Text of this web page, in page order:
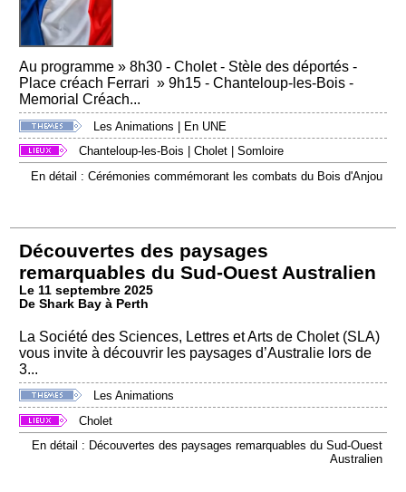
Au programme » 8h30 - Cholet - Stèle des déportés -
Place créach Ferrari » 9h15 - Chanteloup-les-Bois -
Memorial Créach...
Les Animations | En UNE
Chanteloup-les-Bois |Cholet |Somloire
En détail : Cérémonies commémorant les combats du Bois d'Anjou
Découvertes des paysages
remarquables du Sud-Ouest Australien
Le 11 septembre 2025
De Shark Bay à Perth
La Société des Sciences, Lettres et Arts de Cholet (SLA)
vous invite à découvrir les paysages d’Australie lors de
3...
Les Animations
Cholet
En détail : Découvertes des paysages remarquables du Sud-Ouest
Australien